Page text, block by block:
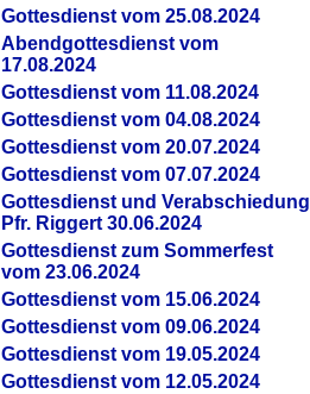
Gottesdienst vom 25.08.2024
Abendgottesdienst vom
17.08.2024
Gottesdienst vom 11.08.2024
Gottesdienst vom 04.08.2024
Gottesdienst vom 20.07.2024
Gottesdienst vom 07.07.2024
Gottesdienst und Verabschiedung
Pfr. Riggert 30.06.2024
Gottesdienst zum Sommerfest
vom 23.06.2024
Gottesdienst vom 15.06.2024
Gottesdienst vom 09.06.2024
Gottesdienst vom 19.05.2024
Gottesdienst vom 12.05.2024